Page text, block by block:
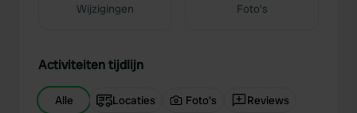
Wijzigingen Foto's
Activiteiten tijdlijn
Alle Locaties Foto's Reviews